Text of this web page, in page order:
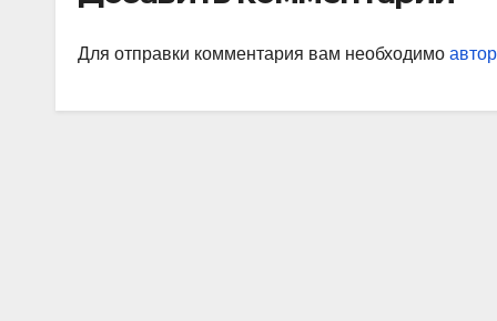
Для отправки комментария вам необходимо